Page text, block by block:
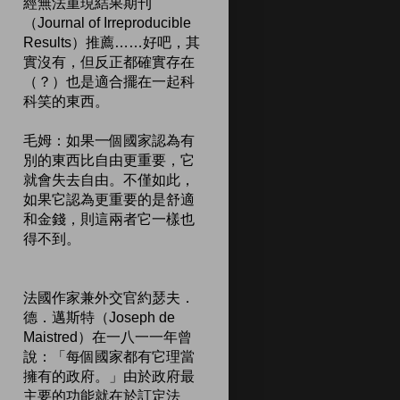
經無法重現結果期刊
（Journal of Irreproducible
Results）推薦……好吧，其
實沒有，但反正都確實存在
（？）也是適合擺在一起科
科笑的東西。
毛姆：如果一個國家認為有
別的東西比自由更重要，它
就會失去自由。不僅如此，
如果它認為更重要的是舒適
和金錢，則這兩者它一樣也
得不到。
法國作家兼外交官約瑟夫．
德．邁斯特（Joseph de
Maistred）在一八一一年曾
說：「每個國家都有它理當
擁有的政府。」由於政府最
主要的功能就在於訂定法